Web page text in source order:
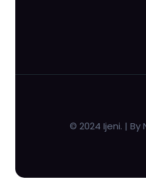
© 2024 Ijeni. |